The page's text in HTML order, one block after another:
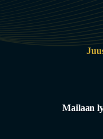
Mailaan